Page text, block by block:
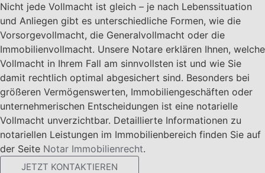
Nicht jede Vollmacht ist gleich – je nach Lebenssituation
und Anliegen gibt es unterschiedliche Formen, wie die
Vorsorgevollmacht, die Generalvollmacht oder die
Immobilienvollmacht. Unsere Notare erklären Ihnen, welche
Vollmacht in Ihrem Fall am sinnvollsten ist und wie Sie
damit rechtlich optimal abgesichert sind. Besonders bei
größeren Vermögenswerten, Immobiliengeschäften oder
unternehmerischen Entscheidungen ist eine notarielle
Vollmacht unverzichtbar. Detaillierte Informationen zu
notariellen Leistungen im Immobilienbereich finden Sie auf
der Seite Notar Immobilienrecht.
JETZT KONTAKTIEREN